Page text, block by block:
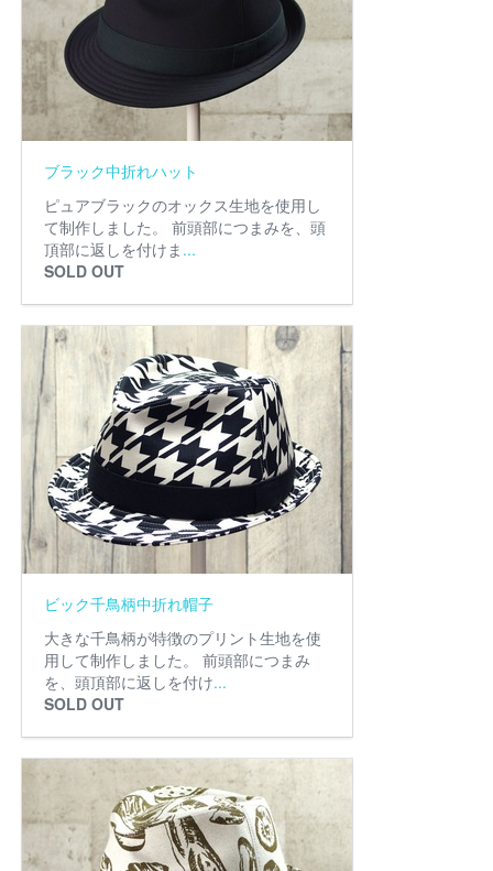
ブラック中折れハット
ピュアブラックのオックス生地を使用し
て制作しました。 前頭部につまみを、頭
頂部に返しを付けま ...
SOLD OUT
ビック千鳥柄中折れ帽子
大きな千鳥柄が特徴のプリント生地を使
用して制作しました。 前頭部につまみ
を、頭頂部に返しを付け...
SOLD OUT